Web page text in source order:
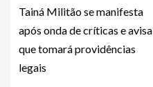
Tainá Militão se manifesta
após onda de críticas e avisa
que tomará providências
legais